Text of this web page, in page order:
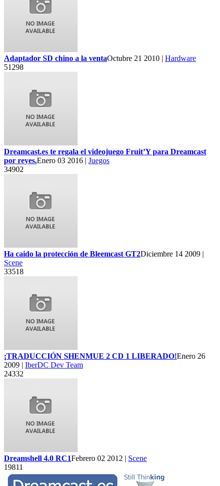
Adaptador SD chino a la ventaOctubre 21 2010 | Hardware
51298
Dreamcast.es te regala el videojuego Fruit’Y para Dreamcast
por reyes.Enero 03 2016 | Juegos
34902
Ha caido la protección de Bleemcast GT2Diciembre 14 2009 |
Scene
33518
¡TRADUCCIÓN SHENMUE 2 CD 1 LIBERADO!Enero 26
2009 | IberDC Dev Team
24332
Dreamshell 4.0 RC1Febrero 02 2012 | Scene
19811